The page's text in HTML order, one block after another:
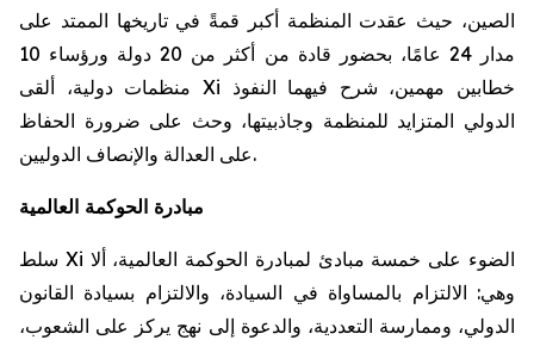
الصين، حيث عقدت المنظمة أكبر قمةً في تاريخها الممتد على
مدار 24 عامًا، بحضور قادة من أكثر من 20 دولة ورؤساء 10
منظمات دولية، ألقى Xi خطابين مهمين، شرح فيهما النفوذ
الدولي المتزايد للمنظمة وجاذبيتها، وحث على ضرورة الحفاظ
على العدالة والإنصاف الدوليين.
مبادرة الحوكمة العالمية
سلط Xi الضوء على خمسة مبادئ لمبادرة الحوكمة العالمية، ألا
وهي: الالتزام بالمساواة في السيادة، والالتزام بسيادة القانون
الدولي، وممارسة التعددية، والدعوة إلى نهج يركز على الشعوب،